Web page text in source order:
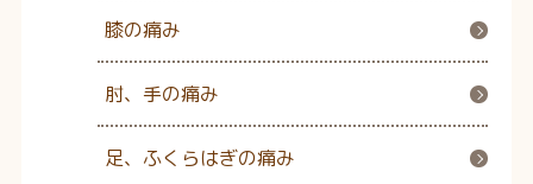
膝の痛み
肘、手の痛み
足、ふくらはぎの痛み